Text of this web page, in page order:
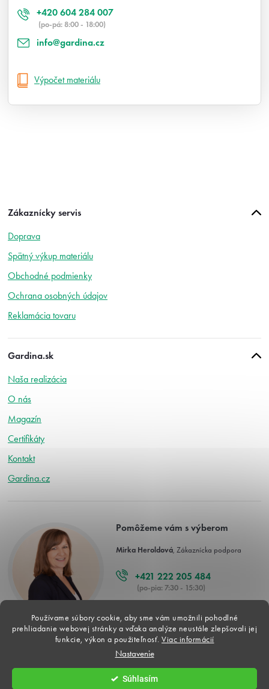
Používame súbory cookie, aby sme vám umožnili pohodlné
prehliadanie webovej stránky a vďaka analýze neustále zlepšovali jej
funkcie, výkon a použiteľnosť. Viac informácií
Nastavenie
Súhlasím
+420 604 284 007
(po-pá: 8:00 - 18:00)
info@gardina.cz
Výpočet materiálu
Zákaznícky servis
Doprava
Spätný výkup materiálu
Obchodné podmienky
Ochrana osobných údajov
Reklamácia tovaru
Gardina.sk
Naša realizácia
O nás
Magazín
Certifikáty
Kontakt
Gardina.cz
Pomôžeme vám s výberom
Mirka Heroldová , Zákaznícka podpora
+421 222 205 484
(po-pia: 7:30 - 15:30)
Gardina.sk